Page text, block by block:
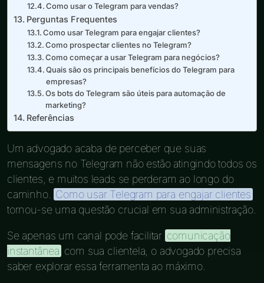
Como usar o Telegram para vendas?
Perguntas Frequentes
Como usar Telegram para engajar clientes?
Como prospectar clientes no Telegram?
Como começar a usar Telegram para negócios?
Quais são os principais benefícios do Telegram para
empresas?
Os bots do Telegram são úteis para automação de
marketing?
Referências
Um advogado acaba de perceber que suas
mensagens no Telegram não estão atingindo todos os
clientes, e muitos leads se perderam ao longo do
caminho.
Como usar Telegram para engajar clientes
tornou-se uma questão crucial em sua administração.
Se apenas um canal pode facilitar comunicação
instantânea com sua clientela, o advogado precisa
saber explorar essa ferramenta ao máximo.